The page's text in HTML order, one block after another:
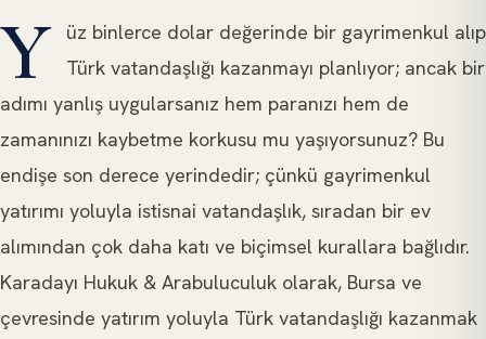
Y
üz binlerce dolar değerinde bir gayrimenkul alıp
Türk vatandaşlığı kazanmayı planlıyor; ancak bir
adımı yanlış uygularsanız hem paranızı hem de
zamanınızı kaybetme korkusu mu yaşıyorsunuz? Bu
endişe son derece yerindedir; çünkü gayrimenkul
yatırımı yoluyla istisnai vatandaşlık, sıradan bir ev
alımından çok daha katı ve biçimsel kurallara bağlıdır.
Karadayı Hukuk & Arabuluculuk olarak, Bursa ve
çevresinde yatırım yoluyla Türk vatandaşlığı kazanmak